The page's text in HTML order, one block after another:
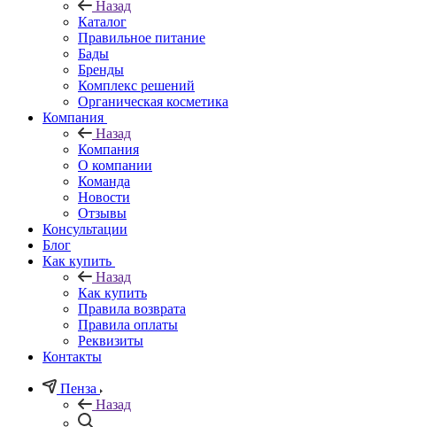
Назад
Каталог
Правильное питание
Бады
Бренды
Комплекс решений
Органическая косметика
Компания
Назад
Компания
О компании
Команда
Новости
Отзывы
Консультации
Блог
Как купить
Назад
Как купить
Правила возврата
Правила оплаты
Реквизиты
Контакты
Пенза
Назад